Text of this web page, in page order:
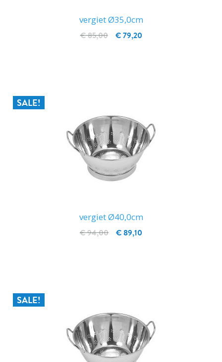
vergiet Ø35,0cm
€ 79,20
€ 85,00
SALE!
vergiet Ø40,0cm
€ 89,10
€ 94,00
SALE!